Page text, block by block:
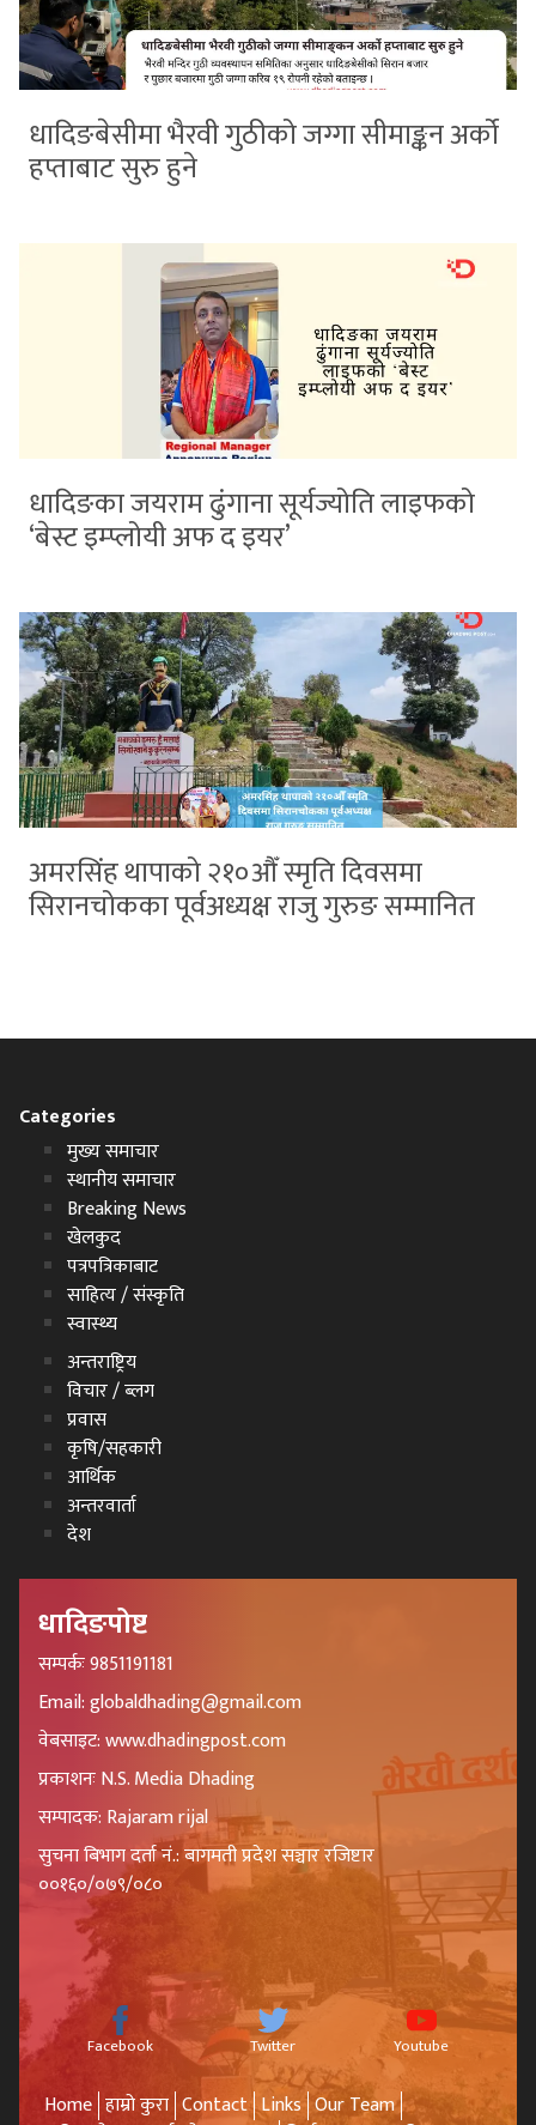
धादिङबेसीमा भैरवी गुठीको जग्गा सीमाङ्कन अर्को
हप्ताबाट सुरु हुने
धादिङका जयराम ढुंगाना सूर्यज्योति लाइफको
‘बेस्ट इम्प्लोयी अफ द इयर’
अमरसिंह थापाको २१०औँ स्मृति दिवसमा
सिरानचोकका पूर्वअध्यक्ष राजु गुरुङ सम्मानित
Categories
मुख्य समाचार
स्थानीय समाचार
Breaking News
खेलकुद
पत्रपत्रिकाबाट
साहित्य / संस्कृति
स्वास्थ्य
अन्तराष्ट्रिय
विचार / ब्लग
प्रवास
कृषि/सहकारी
आर्थिक
अन्तरवार्ता
देश
धादिङपोष्ट
सम्पर्कः 9851191181
Email: globaldhading@gmail.com
वेबसाइट: www.dhadingpost.com
प्रकाशनः N.S. Media Dhading
सम्पादक: Rajaram rijal
सुचना बिभाग दर्ता नं.: बागमती प्रदेश सञ्चार रजिष्टार
००१६०/०७९/०८०
Facebook Twitter Youtube
Home हाम्रो कुरा Contact Links Our Team